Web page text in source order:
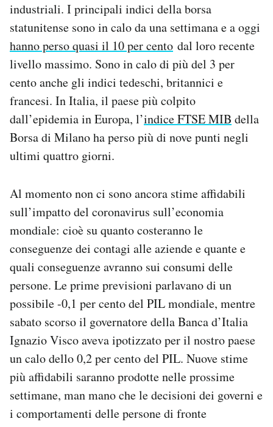
Notifiche mobile
Regala il Post
Hai bisogno di aiuto?
Esci
industriali. I principali indici della borsa
statunitense sono in calo da una settimana e a oggi
hanno perso quasi il 10 per cento dal loro recente
livello massimo. Sono in calo di più del 3 per
cento anche gli indici tedeschi, britannici e
francesi. In Italia, il paese più colpito
dall’epidemia in Europa, l’indice FTSE MIB della
Borsa di Milano ha perso più di nove punti negli
ultimi quattro giorni.
Al momento non ci sono ancora stime affidabili
sull’impatto del coronavirus sull’economia
mondiale: cioè su quanto costeranno le
conseguenze dei contagi alle aziende e quante e
quali conseguenze avranno sui consumi delle
persone. Le prime previsioni parlavano di un
possibile -0,1 per cento del PIL mondiale, mentre
sabato scorso il governatore della Banca d’Italia
Ignazio Visco aveva ipotizzato per il nostro paese
un calo dello 0,2 per cento del PIL. Nuove stime
più affidabili saranno prodotte nelle prossime
settimane, man mano che le decisioni dei governi e
i comportamenti delle persone di fronte